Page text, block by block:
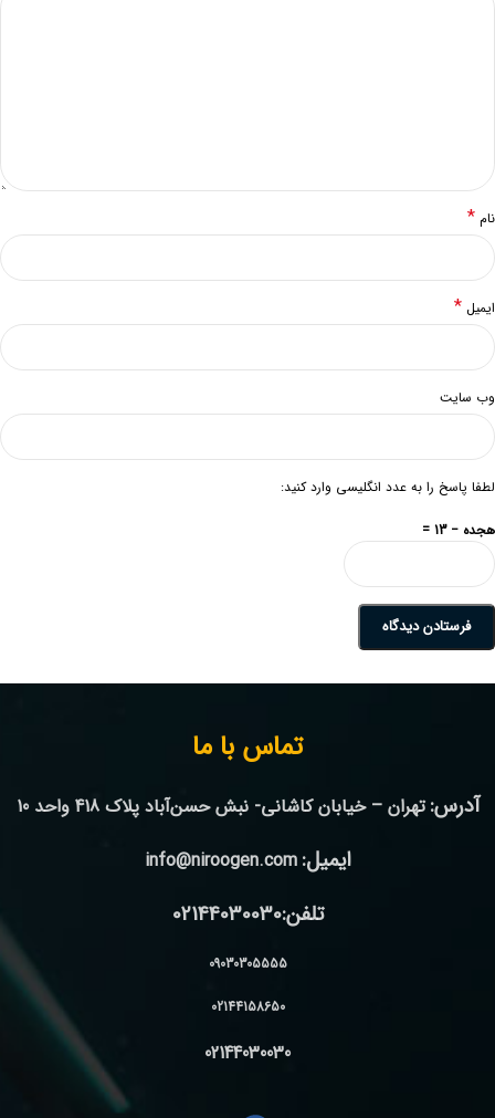
نام *
ایمیل *
وب‌ سایت
لطفا پاسخ را به عدد انگلیسی وارد کنید:
هجده − 13 =
تماس با ما
آدرس: تهران – خیابان کاشانی- نبش حسن‌آباد پلاک 418 واحد 10
ایمیل: info@niroogen.com
تلفن:02144030030
09030305555
02144158650
02144030030